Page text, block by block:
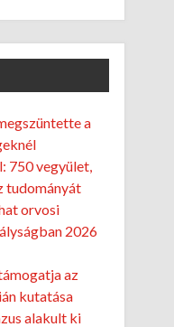
a
750 vegyület,
tudományát
orvosi
2026
az
kutatása
alakult ki